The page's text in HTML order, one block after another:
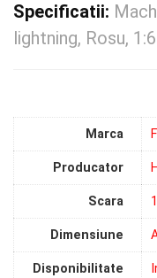
Specificatii:
lightning, Rosu,
Marca
Producator
Scara
Dimensiune
Disponibilitate